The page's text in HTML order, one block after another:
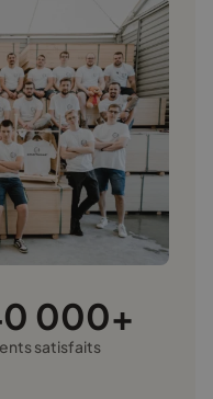
000+
satisfaits